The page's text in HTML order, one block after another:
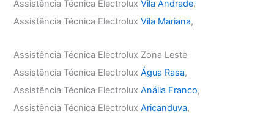
Assistência Técnica ElectroluxVila Andrade,
Assistência Técnica ElectroluxVila Mariana,
Assistência Técnica Electrolux Zona Leste
Assistência Técnica ElectroluxÁgua Rasa,
Assistência Técnica ElectroluxAnália Franco,
Assistência Técnica ElectroluxAricanduva,